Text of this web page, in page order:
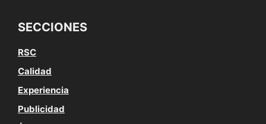
SECCIONES
RSC
Calidad
Experiencia
Publicidad